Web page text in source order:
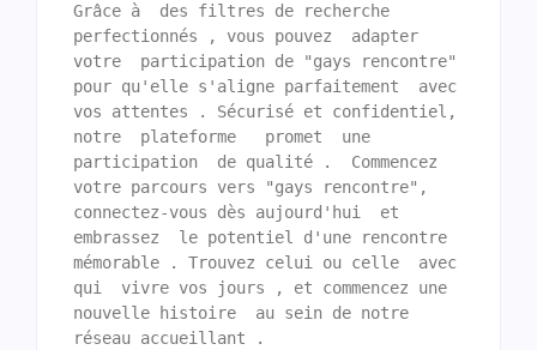
Grâce à  des filtres de recherche
perfectionnés , vous pouvez  adapter
votre  participation de "gays rencontre"
pour qu'elle s'aligne parfaitement  avec
vos attentes . Sécurisé et confidentiel,
notre  plateforme   promet  une
participation  de qualité .  Commencez
votre parcours vers "gays rencontre",
connectez-vous dès aujourd'hui  et
embrassez  le potentiel d'une rencontre
mémorable . Trouvez celui ou celle  avec
qui  vivre vos jours , et commencez une
nouvelle histoire  au sein de notre
réseau accueillant .